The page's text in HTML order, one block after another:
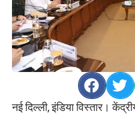
नई दिल्ली, इंडिया विस्तार।